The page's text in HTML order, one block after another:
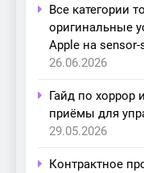
Все категории
оригинальные
Apple на
26.06.2026
Гайд по хоррор
приёмы для
29.05.2026
Контрактное